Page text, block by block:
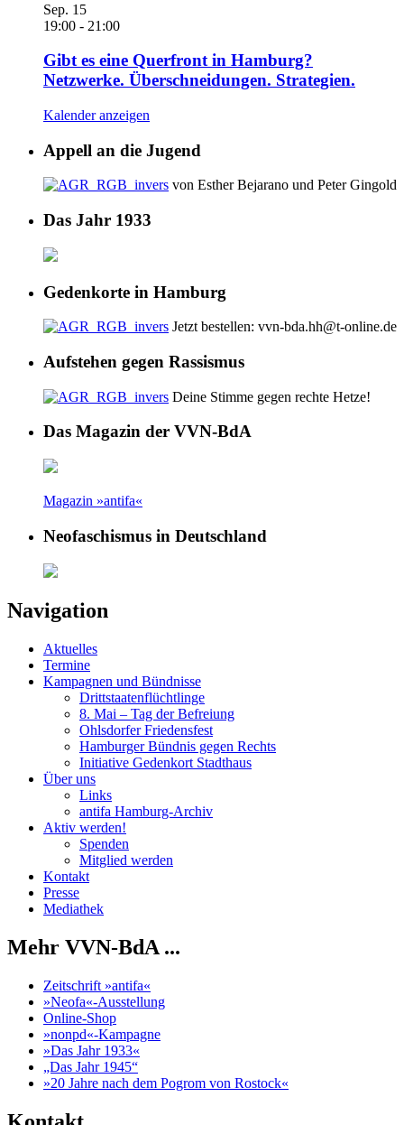
Sep. 15
19:00 - 21:00
Gibt es eine Querfront in Hamburg?
Netzwerke. Überschneidungen. Strategien.
Kalender anzeigen
Appell an die Jugend
von Esther Bejarano und Peter Gingold
Das Jahr 1933
Gedenkorte in Hamburg
Jetzt bestellen: vvn-bda.hh@t-online.de
Aufstehen gegen Rassismus
Deine Stimme gegen rechte Hetze!
Das Magazin der VVN-BdA
Magazin »antifa«
Neofaschismus in Deutschland
Navigation
Aktuelles
Termine
Kampagnen und Bündnisse
Drittstaatenflüchtlinge
8. Mai – Tag der Befreiung
Ohlsdorfer Friedensfest
Hamburger Bündnis gegen Rechts
Initiative Gedenkort Stadthaus
Über uns
Links
antifa Hamburg-Archiv
Aktiv werden!
Spenden
Mitglied werden
Kontakt
Presse
Mediathek
Mehr VVN-BdA ...
Zeitschrift »antifa«
»Neofa«-Ausstellung
Online-Shop
»nonpd«-Kampagne
»Das Jahr 1933«
„Das Jahr 1945“
»20 Jahre nach dem Pogrom von Rostock«